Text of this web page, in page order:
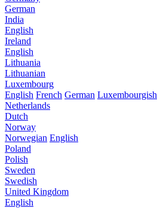
German
India
English
Ireland
English
Lithuania
Lithuanian
Luxembourg
English French German Luxembourgish
Netherlands
Dutch
Norway
Norwegian English
Poland
Polish
Sweden
Swedish
United Kingdom
English